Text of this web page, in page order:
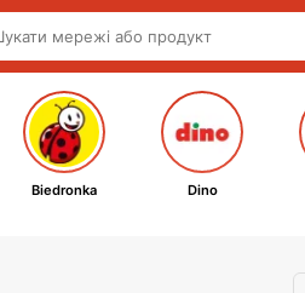
Biedronka Dino